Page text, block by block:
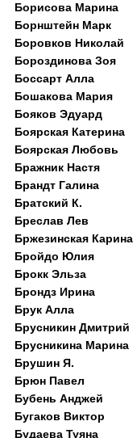
Борисова Марина
Борнштейн Марк
Боровков Николай
Бороздинова Зоя
Боссарт Алла
Бошакова Мария
Бояков Эдуард
Боярская Катерина
Боярская Любовь
Бражник Настя
Брандт Галина
Братский К.
Бреслав Лев
Бржезинская Карина
Бройдо Юлия
Брокк Эльза
Брондз Ирина
Брук Алла
Брусникин Дмитрий
Брусникина Марина
Брушин Я.
Брюн Павел
Бубень Анджей
Бугаков Виктор
Будаева Туяна